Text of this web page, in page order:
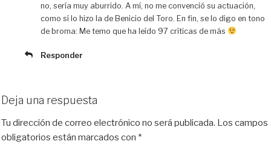
no, sería muy aburrido. A mí, no me convenció su actuación,
como sí lo hizo la de Benicio del Toro. En fin, se lo digo en tono
de broma: Me temo que ha leído 97 críticas de más
Responder
Deja una respuesta
Tu dirección de correo electrónico no será publicada. Los campos
obligatorios están marcados con *